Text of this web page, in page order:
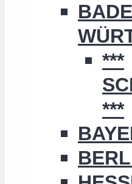
***
***